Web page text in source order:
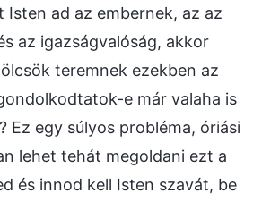
Isten ad az embernek, az az
az igazságvalóság, akkor
teremnek ezekben az
e már valaha is
Ez egy súlyos probléma, óriási
lehet tehát megoldani ezt a
és innod kell Isten szavát, be